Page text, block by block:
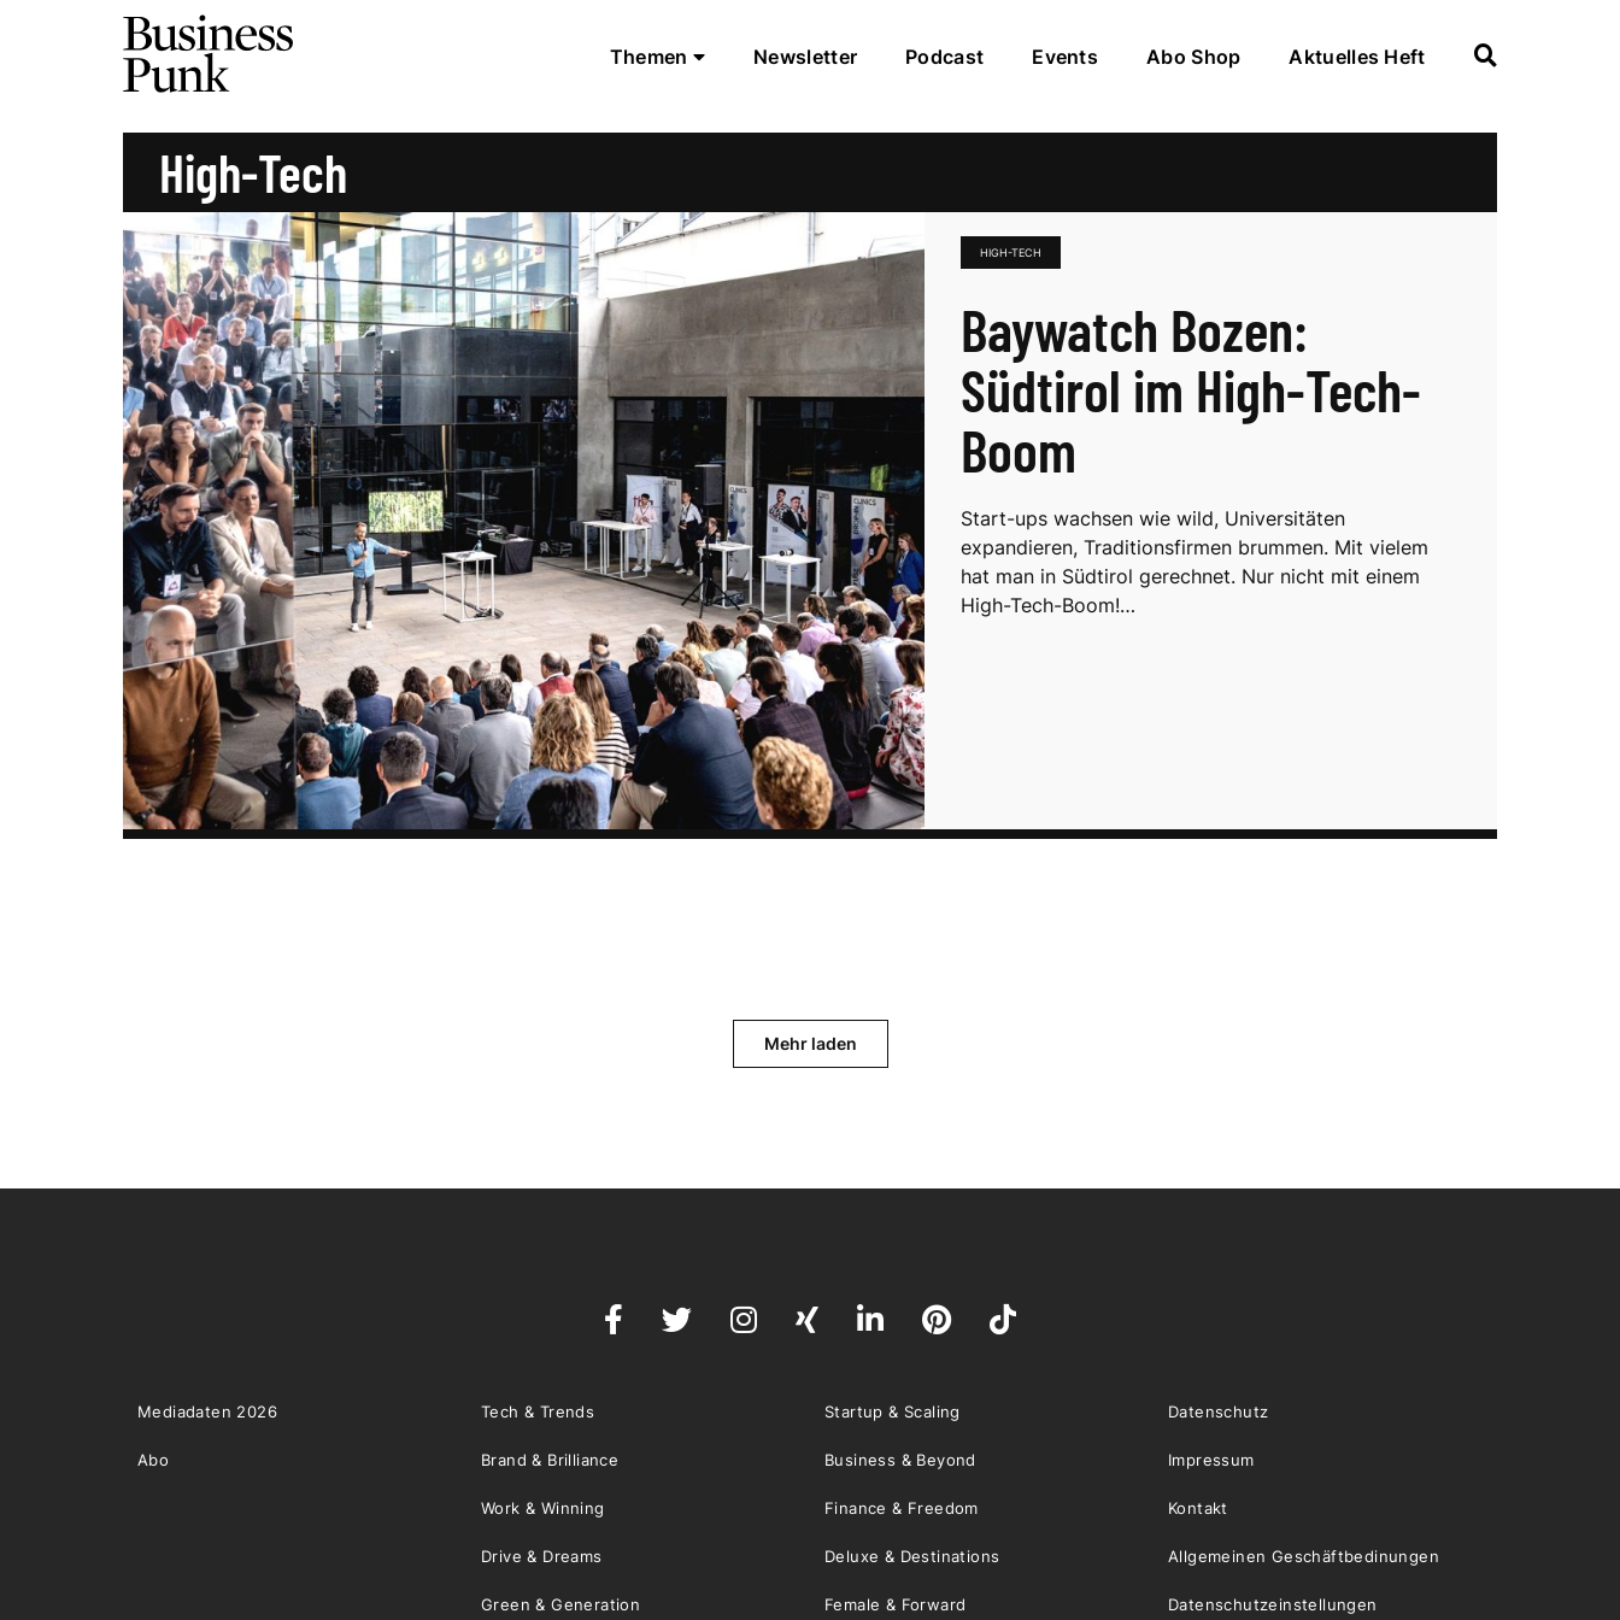
Themen Newsletter Podcast Events Abo Shop Aktuelles Heft
High-Tech
HIGH-TECH
Baywatch Bozen:
Südtirol im High-Tech-
Boom
Start-ups wachsen wie wild, Universitäten
expandieren, Traditionsfirmen brummen. Mit vielem
hat man in Südtirol gerechnet. Nur nicht mit einem
High-Tech-Boom!…
Mehr laden
Mediadaten 2026
Abo
Tech & Trends Startup & Scaling
Brand & Brilliance Business & Beyond
Work & Winning Finance & Freedom
Drive & Dreams Deluxe & Destinations
Green & Generation Female & Forward
Datenschutz
Impressum
Kontakt
Allgemeinen Geschäftbedinungen
Datenschutzeinstellungen